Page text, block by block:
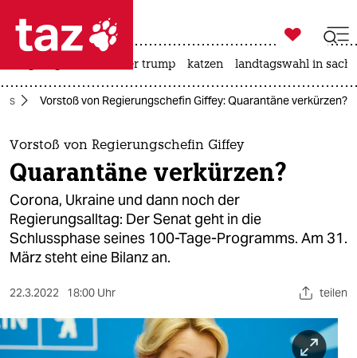
 taz zahl ich
taz zahl ich
themen
politik
öko
gesellschaft
kultur
sport

taz zahl ich
usa unter trump katzen landtagswahl in
Vorstoß von Regierungschefin Giffey: Quarantäne verkürzen?
Vorstoß von Regierungschefin Giffey
Quarantäne verkürzen?
Corona, Ukraine und dann noch der
Regierungsalltag: Der Senat geht in die
Schlussphase seines 100-Tage-Programms. Am 31.
März steht eine Bilanz an.
22.3.2022 18:00 Uhr teilen